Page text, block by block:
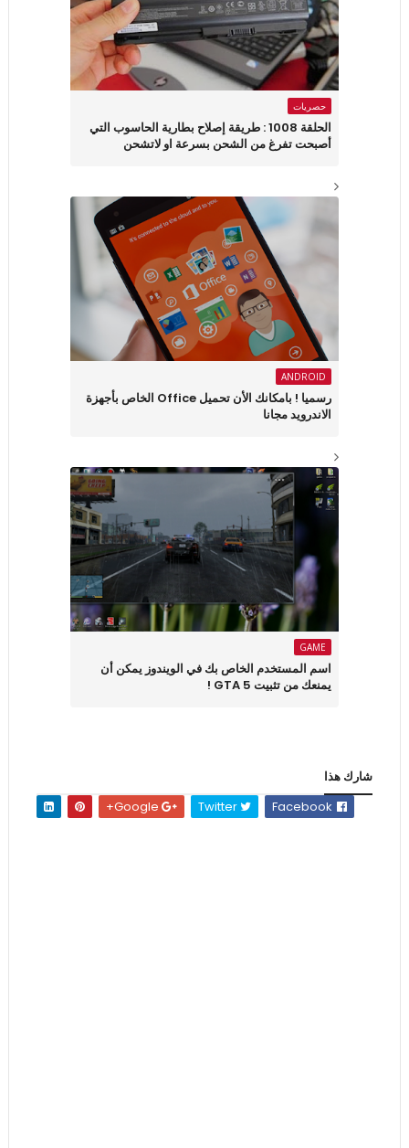
حصريات
الحلقة 1008 : طريقة إصلاح بطارية الحاسوب التي
أصبحت تفرغ من الشحن بسرعة او لاتشحن
ANDROID
رسميا ! بامكانك الأن تحميل Office الخاص بأجهزة
الاندرويد مجانا
GAME
اسم المستخدم الخاص بك في الويندوز يمكن أن
يمنعك من تثبيت GTA 5 !
شارك هذا
Twitter